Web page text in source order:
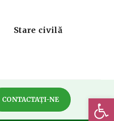
Stare civilă
CONTACTAȚI-NE